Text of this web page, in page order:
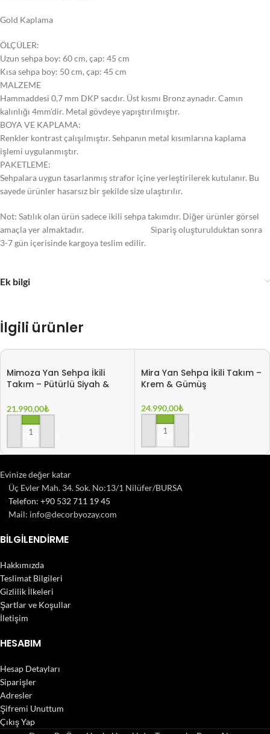
Gold Kaplama
ÖLÇÜLER:
Uzun sehpa boy: 60 cm, çap: 45 cm
Kısa sehpa boy: 50 cm, çap: 45 cm
MALZEME
Hammaddesi 0,7 mm DKP sacdır. Üst kısmı Bronz aynadır. Camın
kalınlığı 4mm’dir. Metal gövdeye yapıştırılmıştır.
BOYA VE KAPLAMA:
Renkler kontrast çalışılmıştır. Sehpanın metal kısımlarına kaplama
işlemi uygulanmıştır.
PAKETLEME:
Sehpalara uygun tasarlanmış strafor içine yerleştirilerek kutulanır. Bu
sayede ürünler hasarsız bir şekilde size ulaştırılır.
Not: Satılık olan ürün sadece ikili sehpa takımdır. Diğer ürünler görsel
amaçla yer almaktadır. Sipariş oluşturulduktan sonra
3-7 gün içerisinde kargoya teslim edilir.
Ek bilgi
İlgili ürünler
Mimoza Yan Sehpa İkili
Takım – Pütürlü Siyah &
21.990,00₺
SEPETE EKLE
Mira Yan Sehpa İkili Takım –
Krem & Gümüş
24.990,00₺
SEPETE EKLE
Evinize değer katar
Üç Evler Mah. 34. Sok. No:13/1 Nilüfer/BURSA
Telefon: +90 532 711 19 45
Mail: info@decorbyozay.com
BILGILENDIRME
Hakkımızda
Teslimat Bilgileri
Gizlilik İlkeleri
Şartlar ve Koşullar
İletişim
HESABIM
Hesap Detayları
Siparişler
Adresler
Şifremi Unuttum
Çıkış Yap